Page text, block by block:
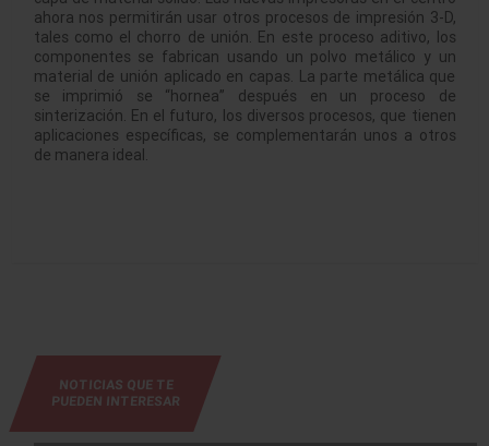
ahora nos permitirán usar otros procesos de impresión 3-D,
tales como el chorro de unión. En este proceso aditivo, los
componentes se fabrican usando un polvo metálico y un
material de unión aplicado en capas. La parte metálica que
se imprimió se “hornea” después en un proceso de
sinterización. En el futuro, los diversos procesos, que tienen
aplicaciones específicas, se complementarán unos a otros
de manera ideal.
NOTICIAS QUE TE
PUEDEN INTERESAR